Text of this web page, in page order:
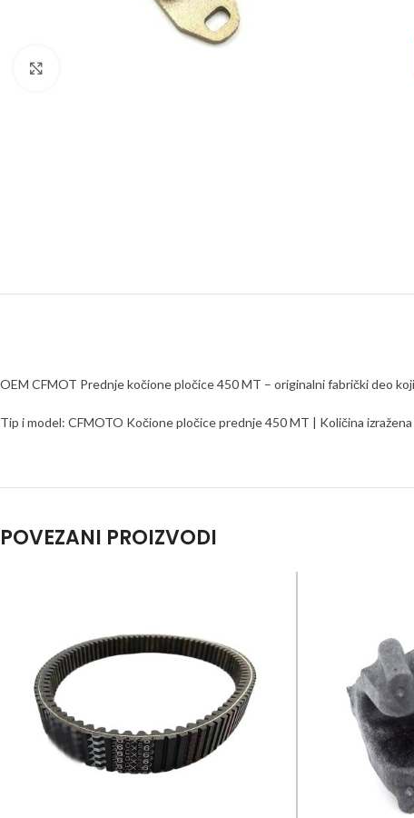
OEM CFMOT Prednje kočione pločice 450 MT – originalni fabrički deo
Tip i model: CFMOTO Kočione pločice prednje 450 MT | Količina
POVEZANI PROIZVODI